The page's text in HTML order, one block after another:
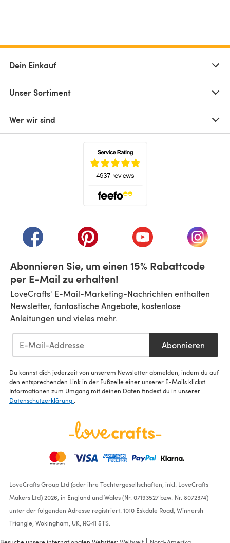
Dein Einkauf
Unser Sortiment
Wer wir sind
(öffnet sich in einem neuen Tab)
(öffnet sich in einem neuen Tab)
(öffnet sich in einem
(öffnet
Abonnieren Sie, um einen 15% Rabattcode
per E-Mail zu erhalten!
LoveCrafts' E-Mail-Marketing-Nachrichten enthalten
Newsletter, fantastische Angebote, kostenlose
Anleitungen und vieles mehr.
Abonnieren
Du kannst dich jederzeit von unserem Newsletter abmelden, indem du auf
den entsprechenden Link in der Fußzeile einer unserer E-Mails klickst.
Informationen zum Umgang mit deinen Daten findest du in unserer
Datenschutzerklärung
LoveCrafts Group Ltd (oder ihre Tochtergesellschaften, inkl. LoveCrafts
Makers Ltd) 2026, in England und Wales (Nr. 07193527 bzw. Nr. 8072374)
unter der folgenden Adresse registriert: 1010 Eskdale Road, Winnersh
Triangle, Wokingham, UK, RG41 5TS.